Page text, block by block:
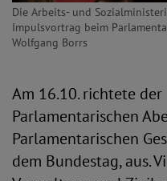
Die Arbeits- und
Impulsvortrag beim
Wolfgang Borrs
Am 16.10. richtete der
Parlamentarischen
Parlamentarischen
dem Bundestag, aus.